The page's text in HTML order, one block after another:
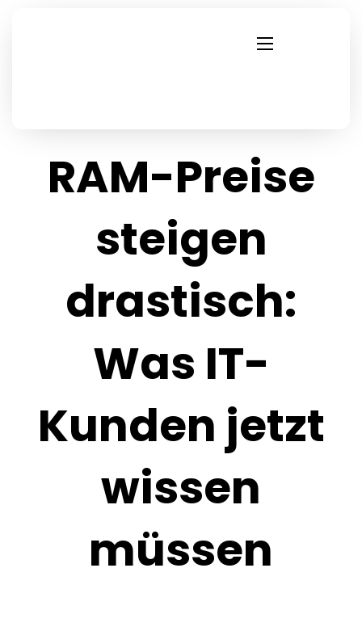
RAM-Preise
steigen
drastisch:
Was IT-
Kunden jetzt
wissen
müssen